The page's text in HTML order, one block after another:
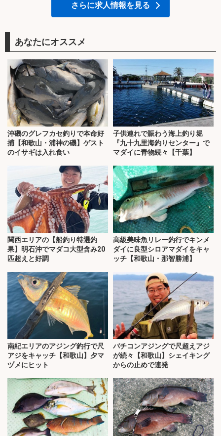
さらに求人情報を見る
あなたにオススメ
沖磯のグレフカセ釣りで本命好
捕【和歌山・浦神の磯】ゲスト
のイサギは入れ食い
子供連れで賑わう海上釣り堀
『九十九里海釣りセンター』で
マダイに青物続々【千葉】
関西エリアの【船釣り特選釣
果】明石沖でマダコ大型含み20
匹超えと好調
高級美味魚リレー釣行でキンメ
ダイに良型シロアマダイをキャ
ッチ【和歌山・那智勝浦】
南紀エリアのアジング釣行で尺
アジをキャッチ【和歌山】夕マ
ヅメにヒット
バチコンアジングで尺超えアジ
が続々【和歌山】シェイキング
からの止めで連発